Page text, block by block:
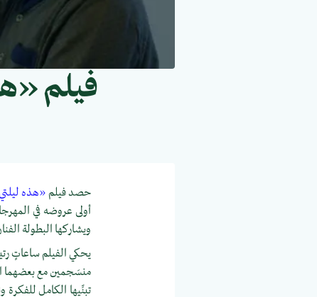
فيلم
حصد فيلم «هذه ليلتي»
أولى عروضه في
ويشاركها البطولة
يحكي الفيلم ساعاتٍ
منسَجمين مع بعضهما
تبنِّيها الكامل